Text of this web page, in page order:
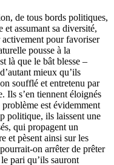
de tous bords politiques,
et assumant sa diversité,
pour favoriser
pousse à la
là que le bât blesse –
mieux qu’ils
soufflé et entretenu par
Ils s’en tiennent éloignés
est évidemment
politique, ils laissent une
qui propagent un
et pèsent ainsi sur les
on arrêter de prêter
pari qu’ils sauront